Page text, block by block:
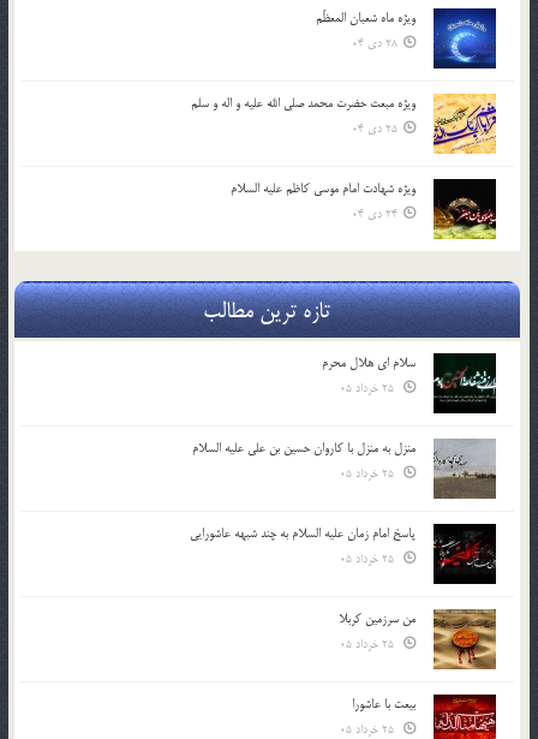
ویژه ماه شعبان المعظّم
28 دی 04
ویژه مبعث حضرت محمد صلی الله علیه و اله و سلم
25 دی 04
ویژه شهادت امام موسی کاظم علیه السلام
24 دی 04
تازه ترین مطالب
سلام ای هلال محرم
منزل به منزل با کاروان حسین بن علی علیه السلام
پاسخ امام زمان علیه السلام به چند شبهه عاشورایی
من سرزمین کربلا
بیعت با عاشورا